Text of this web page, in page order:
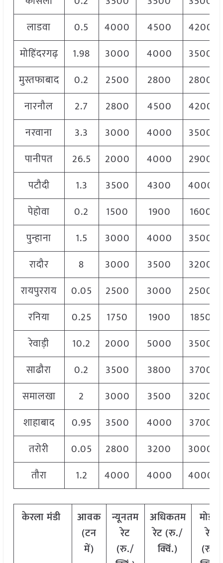
लाडवा
0.5 4000 4500
4200
मोहिंदरगढ़
1.98 3000 4000
3500
मुस्तफाबाद
0.2 2500 2800
2800
नारनौल
2.7 2800 4500
4200
नरवाना
3.3 3000 4000
3500
पानीपत
26.5 2000 4000
2900
पटौदी
1.3 3500 4300
4000
पेहोवा
0.2 1500 1900
1600
पुन्हाना
1.5 3000 4000
3500
रादौर
8 3000 3500
3200
रायपुरराय
0.05 2500 3000
2500
रनिया
0.25 1750 1900
1850
रेवाड़ी
10.2 2000 5000
3500
साढौरा
0.2 3500 3800
3700
समालखा
2 3000 3500
3200
शाहाबाद
0.95 3500 4000
3700
तरोरी
0.05 2800 3200
3000
तौरा
1.2 4000 4000 4000
केरलामंडी
आवक
(टन
में)
न्यूनतम
रेट
(रु./
अधिकतम
रेट (रु./
क्विं.)
मोडल
रेट
(रु./